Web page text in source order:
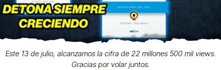
Este 13 de julio, alcanzamos la cifra de 22 millones 500 mil views.
Gracias por volar juntos.